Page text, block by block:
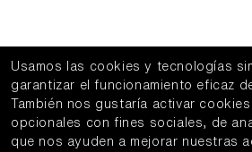
Usamos las cookies y tecnologías
garantizar el funcionamiento eficaz
También nos gustaría activar
opcionales con fines sociales, de
que nos ayuden a mejorar nuestras